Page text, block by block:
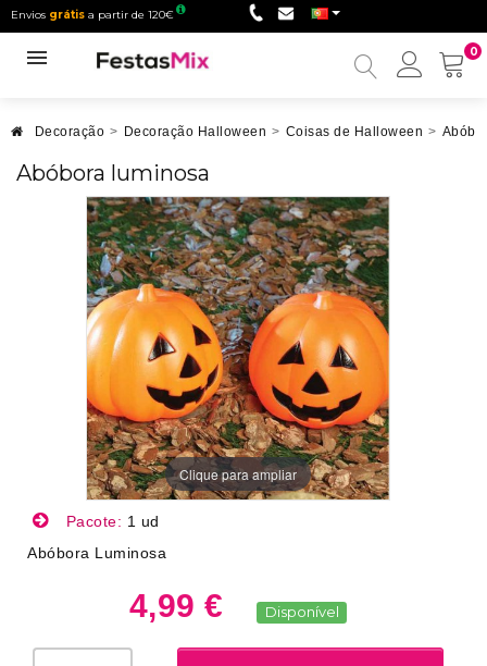
Envios grátis a partir de 120€
0
Minha
Decoração > Decoração Halloween > Coisas de Halloween >
Abóbora luminosa
Clique para ampliar
Pacote: 1 ud
Abóbora Luminosa
4,99 € Disponível